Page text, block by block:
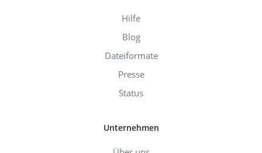
Hilfe
Blog
Dateiformate
Presse
Status
Unternehmen